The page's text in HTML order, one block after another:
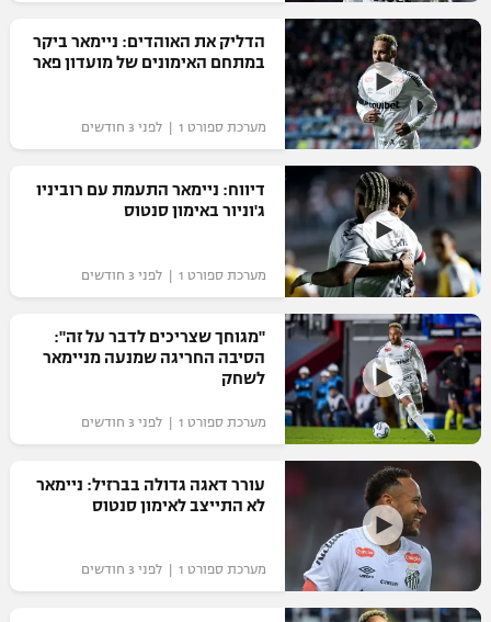
הדליק את האוהדים: ניימאר ביקר
במתחם האימונים של מועדון פאר
מערכת ספורט 1 | לפני 3 חודשים
דיווח: ניימאר התעמת עם רוביניו
ג'וניור באימון סנטוס
מערכת ספורט 1 | לפני 3 חודשים
"מגוחך שצריכים לדבר על זה":
הסיבה החריגה שמנעה מניימאר
לשחק
מערכת ספורט 1 | לפני 3 חודשים
עורר דאגה גדולה בברזיל: ניימאר
לא התייצב לאימון סנטוס
מערכת ספורט 1 | לפני 3 חודשים